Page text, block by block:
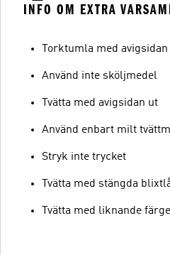
INFO OM EXTRA
Torktumla med
Använd inte sköljmedel
Tvätta med avigsidan ut
Använd enbart milt
Stryk inte trycket
Tvätta med stängda
Tvätta med liknande